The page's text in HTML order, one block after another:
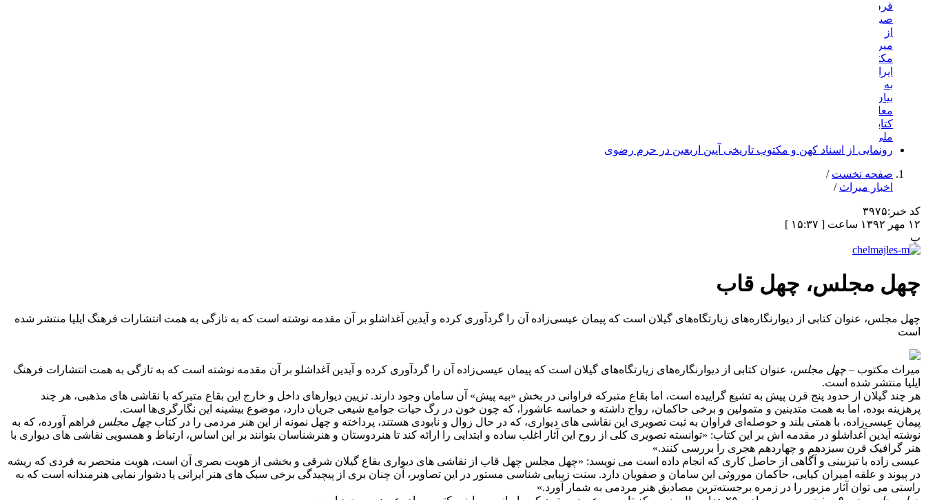
صفحه نخست
اخبار میراث
کد خبر:۳۹۷۵
چهل مجلس، چهل قاب
است
میراث مکتوب –
ایلیا منتشر شده است.
هر چند گیلان از حدود پنج قرن پیش به تشیع گراییده است، اما بقاع متبرکه فراوانی در بخش «بیه پیش» آن سامان وجود دارند. تزیین دیوارهای داخل و خارج این بقاع متبرکه با نقاشی های مذهبی، هر چند
پرهزینه بوده، اما به همت متدینین و متمولین و برخی حاکمان، رواج داشته و حماسه عاشورا، که چون خون در رگ حیات جوامع شیعی جریان دارد، موضوع بیشینه این نگارگری‌ها است.
نوشته آیدین آغداشلو در مقدمه اش بر این کتاب: «توانسته تصویری کلی از روح این آثار اغلب ساده و ابتدایی را ارائه کند تا هنردوستان و هنرشناسان بتوانند بر این اساس، ارتباط و همسویی نقاشی های دیواری با
هنر گرافیک قرن سیزدهم و چهاردهم هجری را بررسی کنند.»
در پیوند و علقه امیران کیایی، حاکمان موروثی این سامان و صفویان دارد. سنت زیبایی شناسی مستور در این تصاویر، آن چنان بری از پیچیدگی برخی سبک های هنر ایرانی یا دشوار نمایی هنرمندانه است که به
راستی می توان آثار مزبور را در زمره برجسته‌ترین مصادیق هنر مردمی به شمار آورد.»
معرفی کتاب از سید مهدی جهرمی
مطلب قبلی
مطلب بعدی
کلیدواژه :آیدین آغداشلوانتشارات فرهنگ ایلیا پیمان عیسی‌زادهتشیع چهل قابچهل مجلسچهل مجلس، چهل قاب گیلانهنر ایرانی